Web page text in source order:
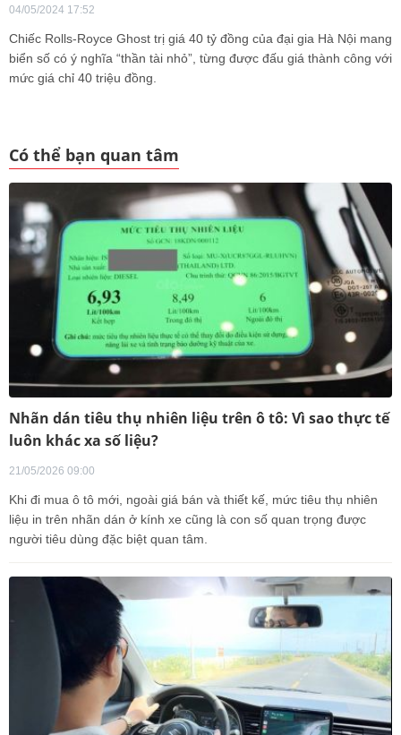
04/05/2024 17:52
Chiếc Rolls-Royce Ghost trị giá 40 tỷ đồng của đại gia Hà Nội mang
biển số có ý nghĩa “thần tài nhỏ”, từng được đấu giá thành công với
mức giá chỉ 40 triệu đồng.
Có thể bạn quan tâm
Nhãn dán tiêu thụ nhiên liệu trên ô tô: Vì sao thực tế
luôn khác xa số liệu?
21/05/2026 09:00
Khi đi mua ô tô mới, ngoài giá bán và thiết kế, mức tiêu thụ nhiên
liệu in trên nhãn dán ở kính xe cũng là con số quan trọng được
người tiêu dùng đặc biệt quan tâm.